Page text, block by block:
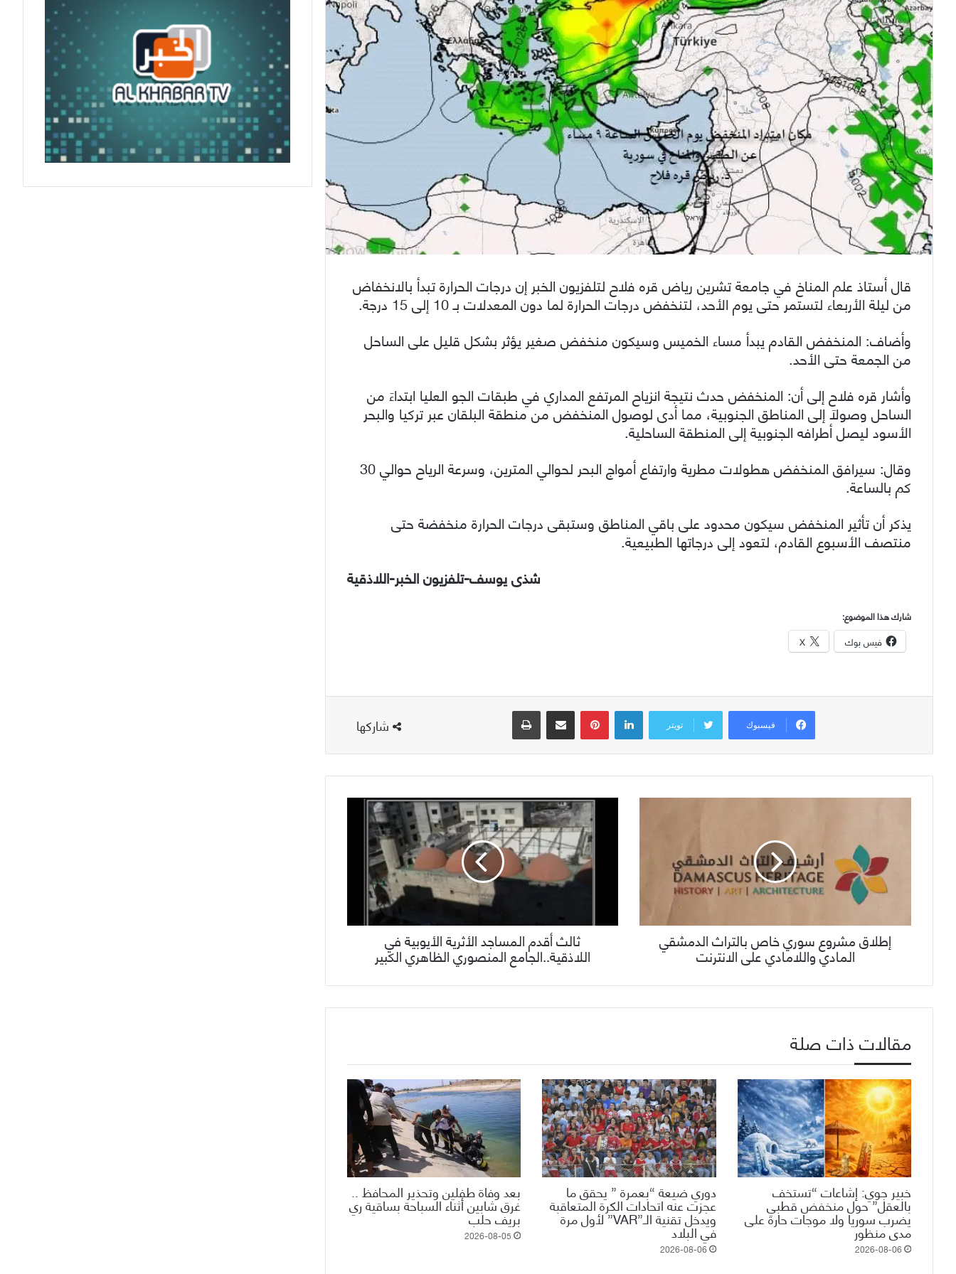
قال أستاذ علم المناخ في جامعة تشرين رياض قره فلاح لتلفزيون الخبر إن درجات الحرارة تبدأ بالانخفاض
من ليلة الأربعاء لتستمر حتى يوم الأحد، لتنخفض درجات الحرارة لما دون المعدلات بـ 10 إلى 15 درجة.
وأضاف: المنخفض القادم يبدأ مساء الخميس وسيكون منخفض صغير يؤثر بشكل قليل على الساحل
من الجمعة حتى الأحد.
وأشار قره فلاح إلى أن: المنخفض حدث نتيجة انزياح المرتفع المداري في طبقات الجو العليا ابتداءََ من
الساحل وصولاََ إلى المناطق الجنوبية، مما أدى لوصول المنخفض من منطقة البلقان عبر تركيا والبحر
الأسود ليصل أطرافه الجنوبية إلى المنطقة الساحلية.
وقال: سيرافق المنخفض هطولات مطرية وارتفاع أمواج البحر لحوالي المترين، وسرعة الرياح حوالي 30
كم بالساعة.
يذكر أن تأثير المنخفض سيكون محدود على باقي المناطق وستبقى درجات الحرارة منخفضة حتى
منتصف الأسبوع القادم، لتعود إلى درجاتها الطبيعية.
شذى يوسف-تلفزيون الخبر-اللاذقية
شارك هذا الموضوع:
فيس بوك X
شاركها فيسبوك تويتر
لينكدإن بينتيريست مشاركة عبر البريد طباعة
إطلاق مشروع سوري خاص بالتراث الدمشقي
المادي واللامادي على الانترنت
ثالث أقدم المساجد الأثرية الأيوبية في
اللاذقية..الجامع المنصوري الظاهري الكبير
مقالات ذات صلة
خبير جوي: إشاعات “تستخف
بالعقل” حول منخفض قطبي
يضرب سوريا ولا موجات حارة على
مدى منظور
2026-08-06
دوري ضيعة “بعمرة ” يحقق ما
عجزت عنه اتحادات الكرة المتعاقبة
ويدخل تقنية الـ”VAR” لأول مرة
في البلاد
2026-08-06
بعد وفاة طفلين وتحذير المحافظ ..
غرق شابين أثناء السباحة بساقية ري
بريف حلب
2026-08-05